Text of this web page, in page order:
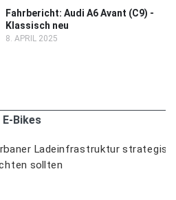
Fahrbericht: Audi A6 Avant (C9) -
Klassisch neu
8. APRIL 2025
E-Bikes